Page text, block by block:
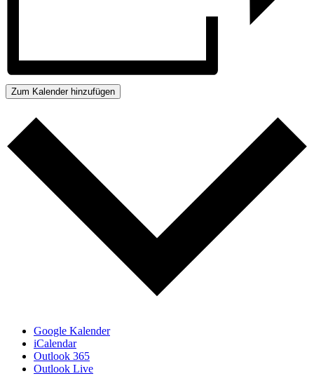
Zum Kalender hinzufügen
Google Kalender
iCalendar
Outlook 365
Outlook Live